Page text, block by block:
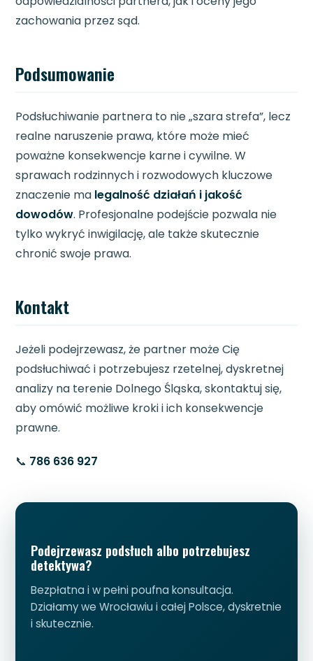
zachowania przez sąd.
Podsumowanie
Podsłuchiwanie partnera to nie „szara strefa”, lecz
realne naruszenie prawa, które może mieć
poważne konsekwencje karne i cywilne. W
sprawach rodzinnych i rozwodowych kluczowe
znaczenie ma legalność działań i jakość
dowodów. Profesjonalne podejście pozwala nie
tylko wykryć inwigilację, ale także skutecznie
chronić swoje prawa.
Kontakt
Jeżeli podejrzewasz, że partner może Cię
podsłuchiwać i potrzebujesz rzetelnej, dyskretnej
analizy na terenie Dolnego Śląska, skontaktuj się,
aby omówić możliwe kroki i ich konsekwencje
prawne.
📞 786 636 927
Podejrzewasz podsłuch albo potrzebujesz
detektywa?
Bezpłatna i w pełni poufna konsultacja.
Działamy we Wrocławiu i całej Polsce, dyskretnie
i skutecznie.